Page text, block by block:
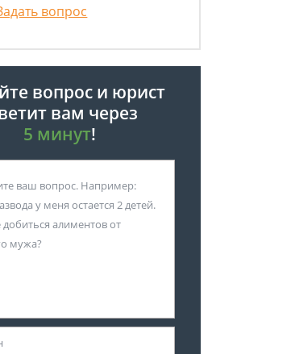
вопрос
вопрос и юрист
вам через
5 минут!